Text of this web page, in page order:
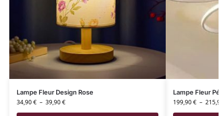
Lampe Fleur Design Rose
34,90€ – 39,90€
Lampe Fleur
199,90€ –